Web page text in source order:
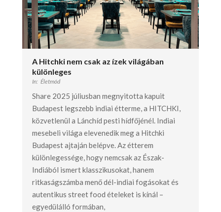
A Hitchki nem csak az ízek világában
különleges
In: Életmód
Share 2025 júliusban megnyitotta kapuit
Budapest legszebb indiai étterme, a HITCHKI,
közvetlenül a Lánchíd pesti hídfőjénél. Indiai
mesebeli világa elevenedik meg a Hitchki
Budapest ajtaján belépve. Az étterem
különlegessége, hogy nemcsak az Észak-
Indiából ismert klasszikusokat, hanem
ritkaságszámba menő dél-indiai fogásokat és
autentikus street food ételeket is kínál –
egyedülálló formában,